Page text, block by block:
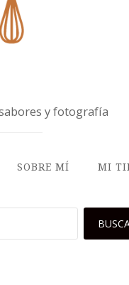
y fotografía
SOBRE MÍ MI